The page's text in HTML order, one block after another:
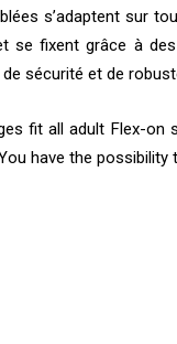
s’adaptent sur
se fixent grâce à
sécurité et de
fit all adult Flex-on
have the